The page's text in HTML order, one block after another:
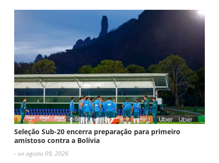
Seleção Sub-20 encerra preparação para primeiro
amistoso contra a Bolívia
- on agosto 09, 2026